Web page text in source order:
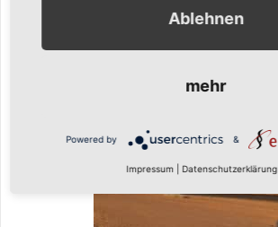
Ablehnen
mehr
Powered by &
Impressum Datenschutzerklärung